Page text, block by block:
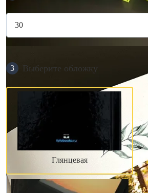
3 Выберите обложку
Глянцевая